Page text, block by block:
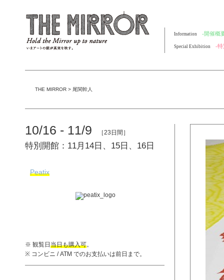
Information -開催概
Special Exhibition -特
THE MIRROR > 尾関幹人
10/16 - 11/9 ［23日間］
特別開館：11月14日、15日、16日
Peatix
※ 観覧日 当日も購入可。
※ コンビニ / ATM でのお支払いは前日まで。